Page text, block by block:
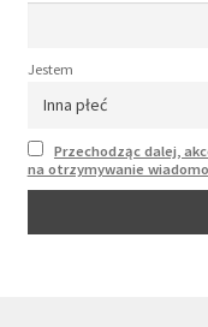
Jestem
Przechodząc dalej,
na otrzymywanie